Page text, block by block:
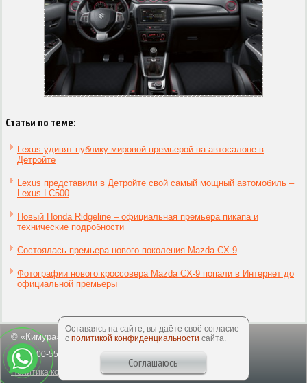
Статьи по теме:
Lexus удивят публику мировой премьерой на автосалоне в
Детройте
Lexus представили в Детройте свой самый мощный автомобиль –
Lexus LC500
Новый Honda Ridgeline – официальная премьера пикапа и
технические подробности
Состоялась премьера нового поколения Mazda CX-9
Фотографии нового кроссовера Mazda CX-9 попали в Интернет до
официальной премьеры
© «Кимура», 2003-2026
8-800-550-50-64
Политика конфиденциальности
Оставаясь на сайте, вы даёте своё согласие
с политикой конфиденциальности сайта.
Соглашаюсь